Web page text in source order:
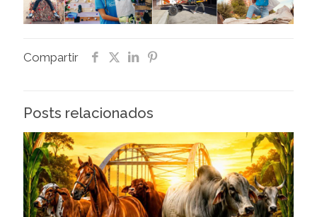
Compartir
Posts relacionados